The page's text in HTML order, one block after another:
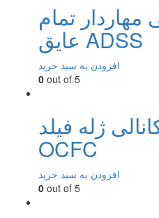
مهاردار تمام
عایق ADSS
افزودن به سبد خرید
0 out of 5
ژله فیلد
OCFC
افزودن به سبد خرید
0 out of 5